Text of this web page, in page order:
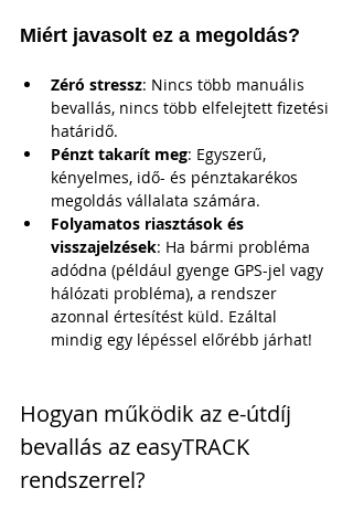
Miért javasolt ez a megoldás?
Zéró stressz: Nincs több manuális
bevallás, nincs több elfelejtett fizetési
határidő.
Pénzt takarít meg: Egyszerű,
kényelmes, idő- és pénztakarékos
megoldás vállalata számára.
Folyamatos riasztások és
visszajelzések: Ha bármi probléma
adódna (például gyenge GPS-jel vagy
hálózati probléma), a rendszer
azonnal értesítést küld. Ezáltal
mindig egy lépéssel előrébb járhat!
Hogyan működik az e-útdíj
bevallás az easyTRACK
rendszerrel?